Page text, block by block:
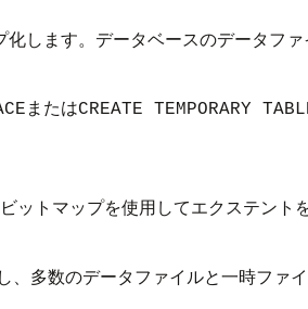
します。データベースのデータファ
またはCREATE TEMPORARY
トマップを使用してエクステント
多数のデータファイルと一時ファ